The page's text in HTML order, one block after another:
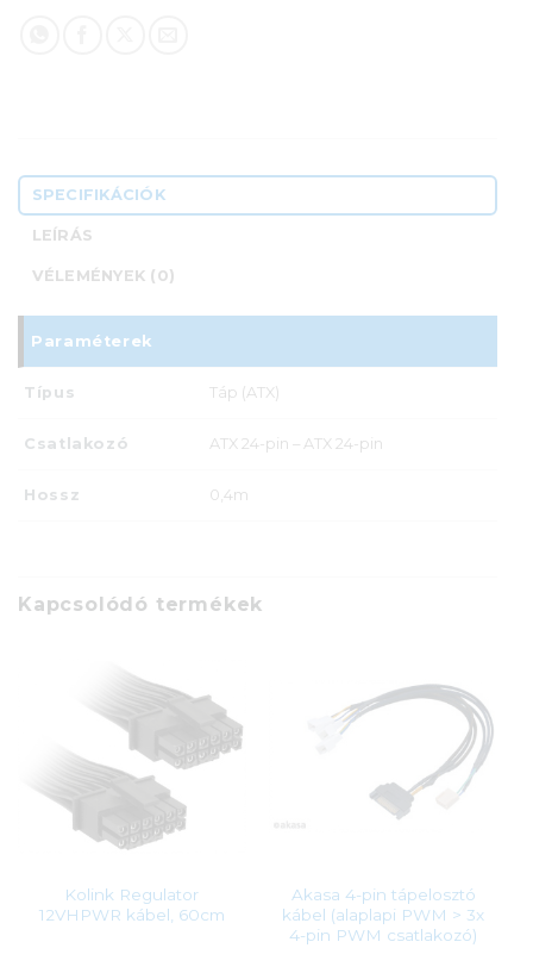
SPECIFIKÁCIÓK
LEÍRÁS
VÉLEMÉNYEK (0)
Paraméterek
Típus Táp (ATX)
Csatlakozó ATX 24-pin – ATX 24-pin
Hossz 0,4m
Kapcsolódó termékek
Kolink Regulator
12VHPWR kábel, 60cm
Akasa 4-pin tápelosztó
kábel (alaplapi PWM > 3x
4-pin PWM csatlakozó)